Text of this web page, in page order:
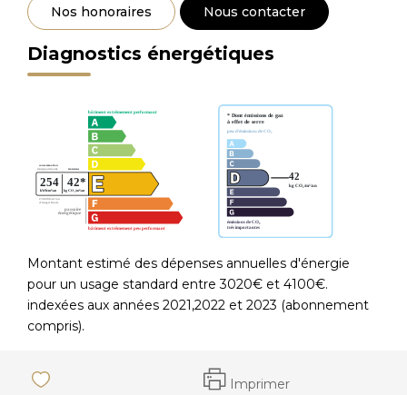
Nos honoraires Nous contacter
Diagnostics énergétiques
Montant estimé des dépenses annuelles d'énergie
pour un usage standard entre 3020€ et 4100€.
indexées aux années 2021,2022 et 2023 (abonnement
compris).
Imprimer